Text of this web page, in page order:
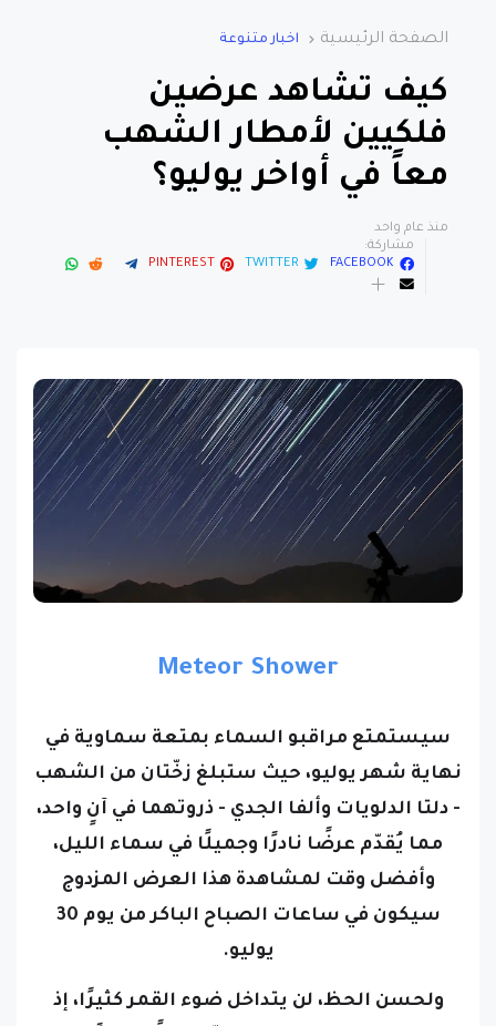
فلكيين لأمطار الشهب
معاً في أواخر يوليو؟
FACEBOOK
نهاية شهر يوليو، حيث ستبلغ زخّتان من الشهب
- دلتا الدلويات وألفا الجدي - ذروتهما في آنٍ واحد،
مما يُقدّم عرضًا نادرًا وجميلًا في سماء الليل،
وأفضل وقت لمشاهدة هذا العرض المزدوج
سيكون في ساعات الصباح الباكر من يوم 30
يوليو.
ولحسن الحظ، لن يتداخل ضوء القمر كثيرًا، إذ
سيكون القمر في طور النموّ وخافتًا نسبيًا، مما